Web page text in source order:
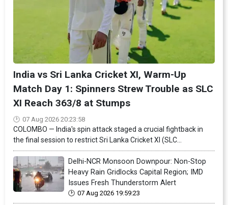
India vs Sri Lanka Cricket XI, Warm-Up
Match Day 1: Spinners Strew Trouble as SLC
XI Reach 363/8 at Stumps
07 Aug 2026 20:23:58
COLOMBO — India's spin attack staged a crucial fightback in
the final session to restrict Sri Lanka Cricket XI (SLC...
Delhi-NCR Monsoon Downpour: Non-Stop
Heavy Rain Gridlocks Capital Region; IMD
Issues Fresh Thunderstorm Alert
07 Aug 2026 19:59:23